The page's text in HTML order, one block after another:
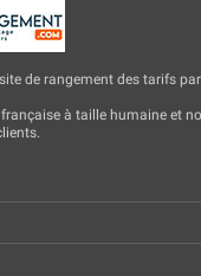
de rangement des tarifs
à taille humaine et